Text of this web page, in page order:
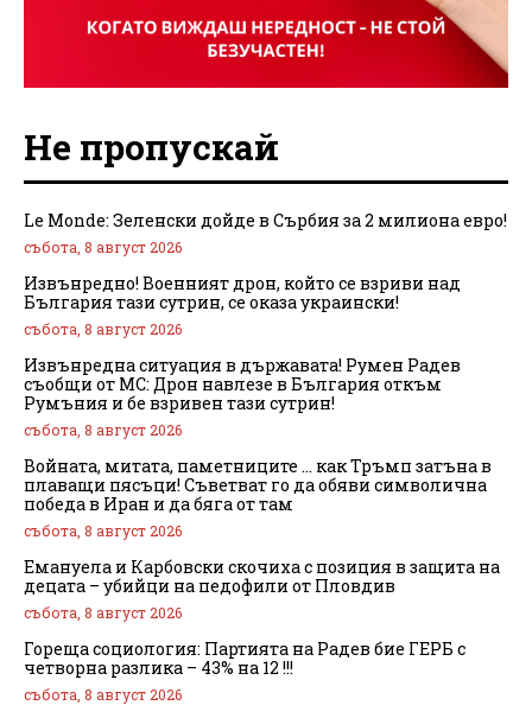
Не пропускай
Le Monde: Зеленски дойде в Сърбия за 2 милиона евро!
събота, 8 август 2026
Извънредно! Военният дрон, който се взриви над
България тази сутрин, се оказа украински!
събота, 8 август 2026
Извънредна ситуация в държавата! Румен Радев
съобщи от МС: Дрон навлезе в България откъм
Румъния и бе взривен тази сутрин!
събота, 8 август 2026
Войната, митата, паметниците … как Тръмп затъна в
плаващи пясъци! Съветват го да обяви символична
победа в Иран и да бяга от там
събота, 8 август 2026
Емануела и Карбовски скочиха с позиция в защита на
децата – убийци на педофили от Пловдив
събота, 8 август 2026
Гореща социология: Партията на Радев бие ГЕРБ с
четворна разлика – 43% на 12 !!!
събота, 8 август 2026